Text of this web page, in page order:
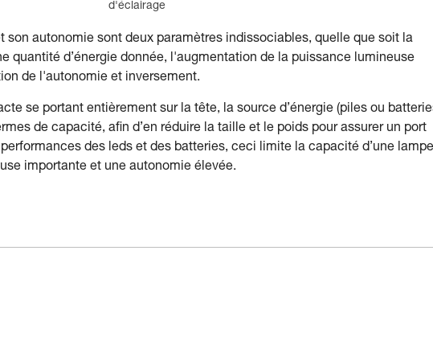
d'éclairage
son autonomie sont deux paramètres indissociables, quelle que soit la
quantité d’énergie donnée, l'augmentation de la puissance lumineuse
de l'autonomie et inversement.
se portant entièrement sur la tête, la source d’énergie (piles ou
de capacité, afin d’en réduire la taille et le poids pour assurer un port
des leds et des batteries, ceci limite la capacité d’une
importante et une autonomie élevée.